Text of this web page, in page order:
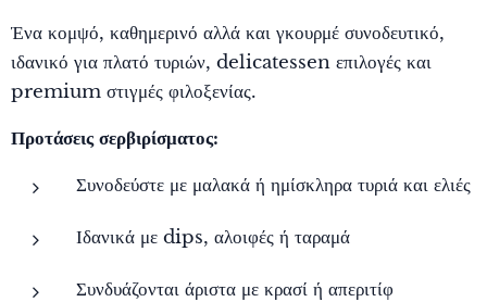
Ένα κομψό, καθημερινό αλλά και γκουρμέ συνοδευτικό,
ιδανικό για πλατό τυριών, delicatessen επιλογές και
premium στιγμές φιλοξενίας.
Προτάσεις σερβιρίσματος:
Συνοδεύστε με μαλακά ή ημίσκληρα τυριά και ελιές
Ιδανικά με dips, αλοιφές ή ταραμά
Συνδυάζονται άριστα με κρασί ή απεριτίφ